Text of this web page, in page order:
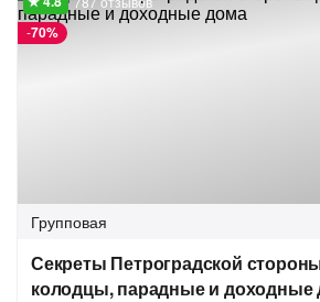
-70%
Групповая
Секреты Петроградской
колодцы, парадные и доходные